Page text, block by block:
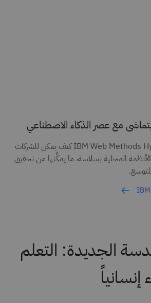
مع عصر الذكاء الاصطناعي
يُبرز IBM Web Methods Hybrid Integration كيف يمكن للشركات
المحلية بسلاسة، ما يمكِّنها من تحقيق
الجديدة: التعلم
إنسانياً